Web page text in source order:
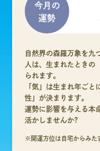
今月の
運勢
自然界の森羅万象を九
人は、生まれたときの
られます。
「気」は生まれ年ご
性」が決まります。
運勢に影響を与える本
活かしませんか?
※開運方位は自宅からみた